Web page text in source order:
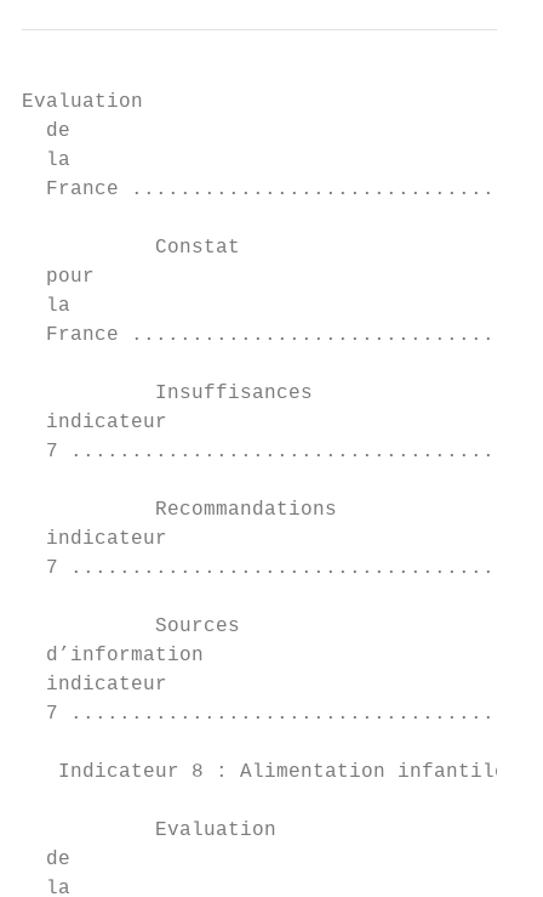
Evaluation
de
la
France
           Constat
pour
la
France
           Insuffisances
indicateur
7
           Recommandations
indicateur
7
           Sources
d’information
indicateur
7
Indicateur 8 : Alimentation infantile
           Evaluation
de
la